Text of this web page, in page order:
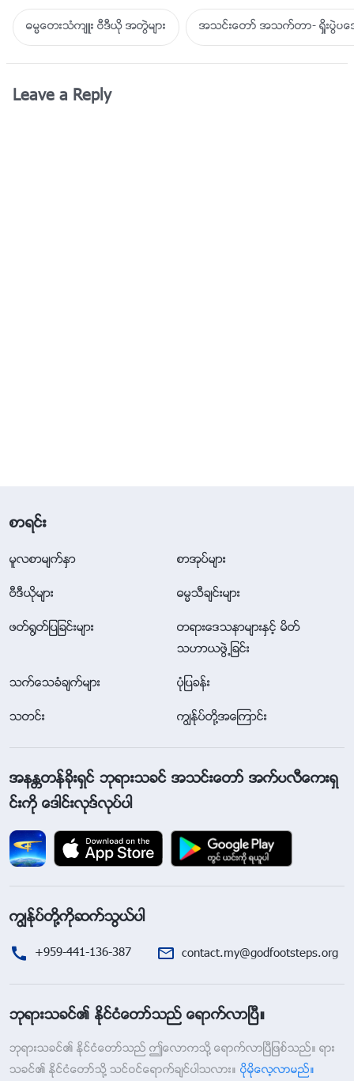
ဓမၼေတးသံက်ဴး ဗီဒီယို အတြဲမ်ား အသင္းေတာ္ အသက္တာ- ရႈိးပြဲ
Leave a Reply
စာရင္း
မူလစာမ်က္ႏွာ စာအုပ္မ်ား
ဗီဒီယိုမ်ား ဓမၼသီခ်င္းမ်ား
ဖတ္႐ြတ္ျပျခင္းမ်ား
တရားေဒသနာမ်ားႏွင့္ မိတ္
သဟာယဖြဲ႕ျခင္း
သက္ေသခံခ်က္မ်ား ပုံျပခန္း
သတင္း ကြၽန္ုပ္တို႔အေၾကာင္း
အနႏၲတန္ခိုးရွင္ ဘုရားသခင္ အသင္းေတာ္ အက္ပလီေကးရွ
င္းကို ေဒါင္းလုဒ္လုပ္ပါ
ကြၽန္ုပ္တို႔ကိုဆက္သြယ္ပါ
+959-441-136-387 contact.my@godfootsteps.org
ဘုရားသခင္၏ ႏိုင္ငံေတာ္သည္ ေရာက္လာၿပီ။
ဘုရားသခင္၏ ႏိုင္ငံေတာ္သည္ ဤေလာကသို႔ ေရာက္လာၿပီျဖစ္သည္။ ရား
သခင္၏ ႏိုင္ငံေတာ္သို႔ သင္ဝင္ေရာက္ခ်င္ပါသလား။ ပိုမိုေလ့လာမည္။